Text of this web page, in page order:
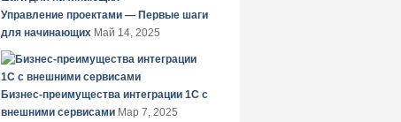
Управление проектами — Первые шаги
для начинающих Май 14, 2025
Бизнес-преимущества интеграции 1С с
внешними сервисами Мар 7, 2025